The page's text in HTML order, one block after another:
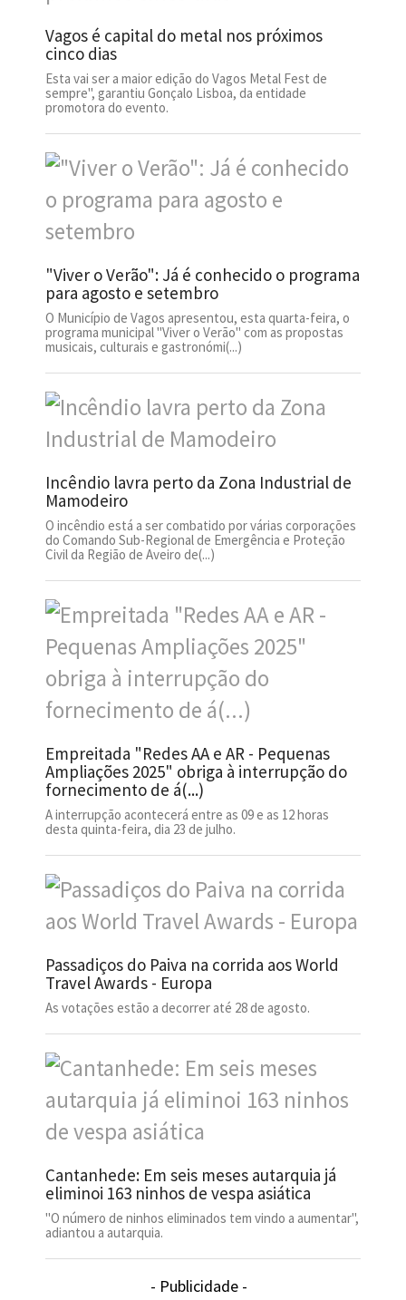
Vagos é capital do metal nos próximos
cinco dias
Esta vai ser a maior edição do Vagos Metal Fest de
sempre", garantiu Gonçalo Lisboa, da entidade
promotora do evento.
"Viver o Verão": Já é conhecido o programa
para agosto e setembro
O Município de Vagos apresentou, esta quarta-feira, o
programa municipal "Viver o Verão" com as propostas
musicais, culturais e gastronómi(...)
Incêndio lavra perto da Zona Industrial de
Mamodeiro
O incêndio está a ser combatido por várias corporações
do Comando Sub-Regional de Emergência e Proteção
Civil da Região de Aveiro de(...)
Empreitada "Redes AA e AR - Pequenas
Ampliações 2025" obriga à interrupção do
fornecimento de á(...)
A interrupção acontecerá entre as 09 e as 12 horas
desta quinta-feira, dia 23 de julho.
Passadiços do Paiva na corrida aos World
Travel Awards - Europa
As votações estão a decorrer até 28 de agosto.
Cantanhede: Em seis meses autarquia já
eliminoi 163 ninhos de vespa asiática
"O número de ninhos eliminados tem vindo a aumentar",
adiantou a autarquia.
- Publicidade -